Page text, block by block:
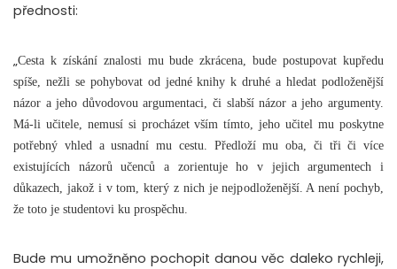
přednosti:
„Cesta k získání znalosti mu bude zkrácena, bude postupovat kupředu
spíše, nežli se pohybovat od jedné knihy k druhé a hledat podloženější
názor a jeho důvodovou argumentaci, či slabší názor a jeho argumenty.
Má-li učitele, nemusí si procházet vším tímto, jeho učitel mu poskytne
potřebný vhled a usnadní mu cestu. Předloží mu oba, či tři či více
existujících názorů učenců a zorientuje ho v jejich argumentech i
důkazech, jakož i v tom, který z nich je nejpodloženější. A není pochyb,
že toto je studentovi ku prospěchu.
Bude mu umožněno pochopit danou věc daleko rychleji,